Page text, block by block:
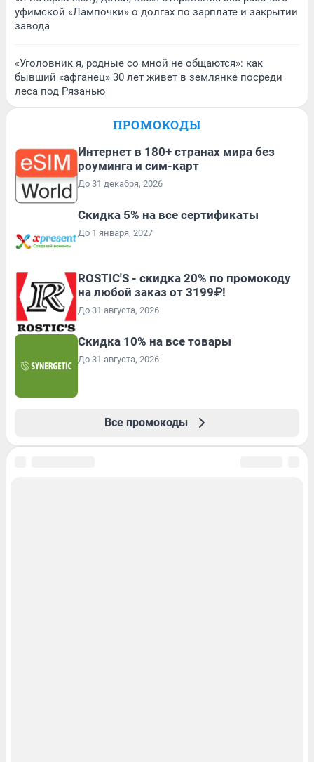
уфимской «Лампочки» о долгах по зарплате и закрытии
завода
«Уголовник я, родные со мной не общаются»: как
бывший «афганец» 30 лет живет в землянке посреди
леса под Рязанью
ПРОМОКОДЫ
Интернет в 180+ странах мира без
роуминга и сим-карт
До 31 декабря, 2026
Скидка 5% на все сертификаты
До 1 января, 2027
ROSTIC'S - скидка 20% по промокоду
на любой заказ от 3199₽!
До 31 августа, 2026
Скидка 10% на все товары
До 31 августа, 2026
Все промокоды